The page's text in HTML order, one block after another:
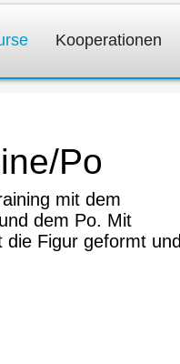
Kooperationen
Po
mit dem
dem Po. Mit
die Figur geformt und